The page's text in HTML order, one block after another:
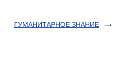
ГУМАНИТАРНОЕ ЗНАНИЕ